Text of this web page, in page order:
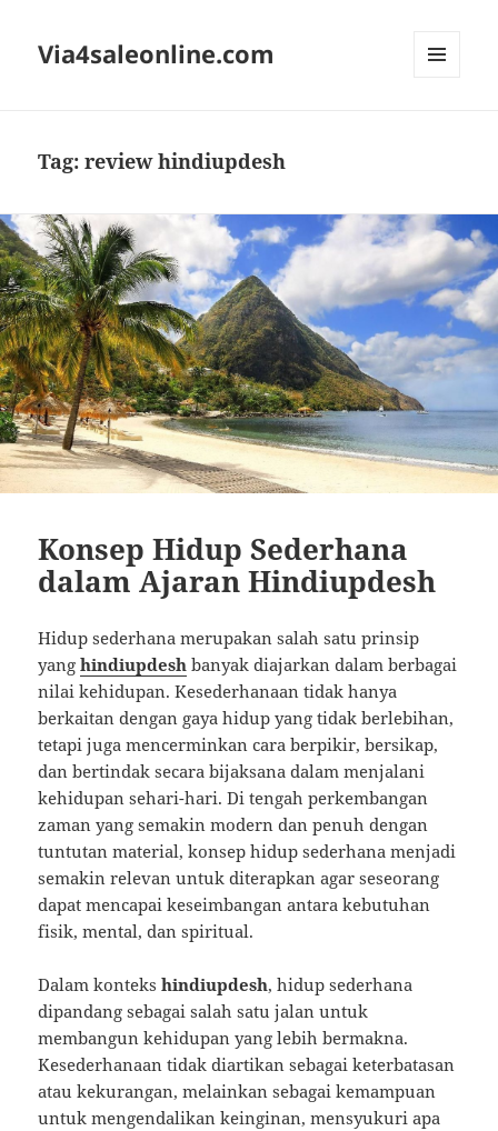
Via4saleonline.com
Tag:review hindiupdesh
Konsep Hidup Sederhana
dalam Ajaran Hindiupdesh
Hidup sederhana merupakan salah satu prinsip
yanghindiupdesh banyak diajarkan dalam berbagai
nilai kehidupan. Kesederhanaan tidak hanya
berkaitan dengan gaya hidup yang tidak berlebihan,
tetapi juga mencerminkan cara berpikir, bersikap,
dan bertindak secara bijaksana dalam menjalani
kehidupan sehari-hari. Di tengah perkembangan
zaman yang semakin modern dan penuh dengan
tuntutan material, konsep hidup sederhana menjadi
semakin relevan untuk diterapkan agar seseorang
dapat mencapai keseimbangan antara kebutuhan
fisik, mental, dan spiritual.
Dalam kontekshindiupdesh, hidup sederhana
dipandang sebagai salah satu jalan untuk
membangun kehidupan yang lebih bermakna.
Kesederhanaan tidak diartikan sebagai keterbatasan
atau kekurangan, melainkan sebagai kemampuan
untuk mengendalikan keinginan, mensyukuri apa